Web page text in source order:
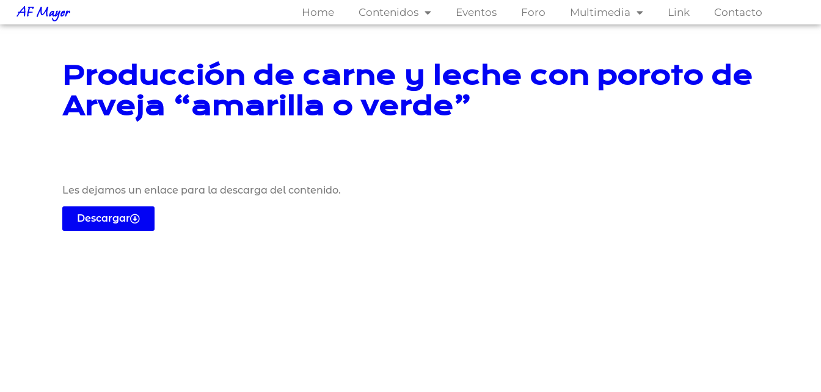
AF Mayer Home Contenidos Eventos Foro Multimedia Link Contacto
Producción de carne y leche con poroto de
Arveja “amarilla o verde”
Les dejamos un enlace para la descarga del contenido.
Descargar